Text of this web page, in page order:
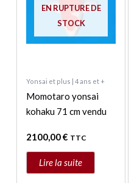
EN RUPTURE DE
STOCK
Yonsai et plus | 4 ans et +
Momotaro yonsai
kohaku 71 cm vendu
2100,00€ TTC
Lire la suite